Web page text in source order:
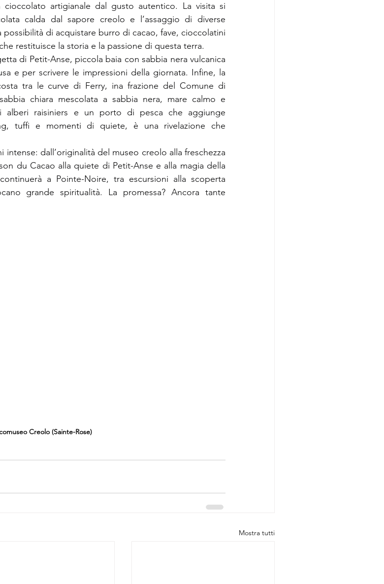
artigianale dal gusto autentico. La visita si
calda dal sapore creolo e l’assaggio di diverse
di acquistare burro di cacao, fave, cioccolatini
restituisce la storia e la passione di questa terra.
di Petit-Anse, piccola baia con sabbia nera vulcanica
e per scrivere le impressioni della giornata. Infine, la
tra le curve di Ferry, ina frazione del Comune di
chiara mescolata a sabbia nera, mare calmo e
alberi raisiniers e un porto di pesca che aggiunge
tuffi e momenti di quiete, è una rivelazione che
intense: dall’originalità del museo creolo alla freschezza
du Cacao alla quiete di Petit-Anse e alla magia della
a Pointe-Noire, tra escursioni alla scoperta
grande spiritualità. La promessa? Ancora tante
Creolo (Sainte-Rose)
Mostra tutti